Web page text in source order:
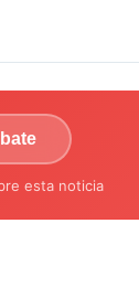
esta noticia